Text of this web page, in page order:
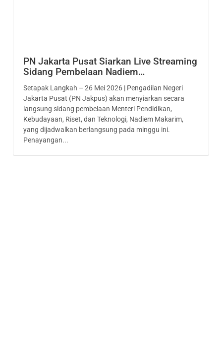
PN Jakarta Pusat Siarkan Live Streaming
Sidang Pembelaan Nadiem…
Setapak Langkah – 26 Mei 2026 | Pengadilan Negeri
Jakarta Pusat (PN Jakpus) akan menyiarkan secara
langsung sidang pembelaan Menteri Pendidikan,
Kebudayaan, Riset, dan Teknologi, Nadiem Makarim,
yang dijadwalkan berlangsung pada minggu ini.
Penayangan...